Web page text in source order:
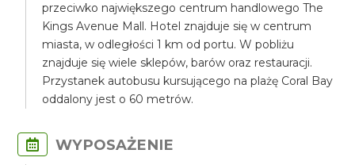
przeciwko największego centrum handlowego The
Kings Avenue Mall. Hotel znajduje się w centrum
miasta, w odległości 1 km od portu. W pobliżu
znajduje się wiele sklepów, barów oraz restauracji.
Przystanek autobusu kursującego na plażę Coral Bay
oddalony jest o 60 metrów.
WYPOSAŻENIE